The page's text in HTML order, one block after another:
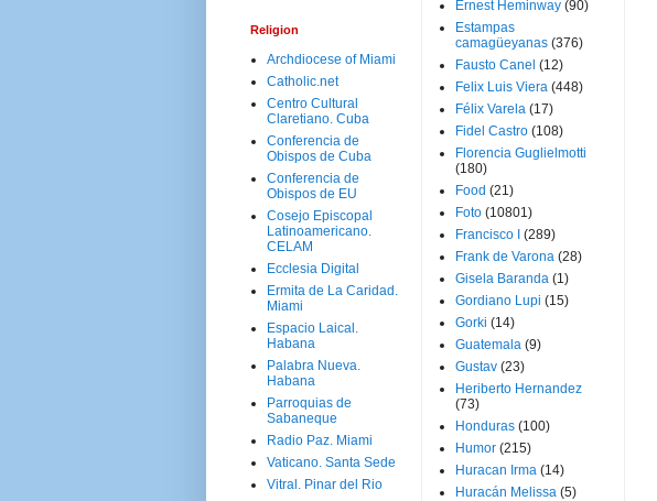
Religion
Archdiocese of Miami
Catholic.net
Centro Cultural
Claretiano. Cuba
Conferencia de
Obispos de Cuba
Conferencia de
Obispos de EU
Cosejo Episcopal
Latinoamericano.
CELAM
Ecclesia Digital
Ermita de La Caridad.
Miami
Espacio Laical.
Habana
Palabra Nueva.
Habana
Parroquias de
Sabaneque
Radio Paz. Miami
Vaticano. Santa Sede
Vitral. Pinar del Rio
Ernest Heminway (90)
Estampas
camagüeyanas (376)
Fausto Canel (12)
Felix Luis Viera (448)
Félix Varela (17)
Fidel Castro (108)
Florencia Guglielmotti
(180)
Food (21)
Foto (10801)
Francisco I
(289)
Frank de Varona (28)
Gisela Baranda (1)
Gordiano Lupi (15)
Gorki (14)
Guatemala (9)
Gustav (23)
Heriberto Hernandez
(73)
Honduras (100)
Humor (215)
Huracan Irma (14)
Huracán Melissa (5)